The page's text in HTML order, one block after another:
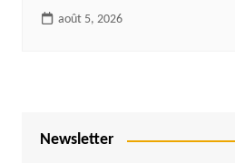
août 5, 2026
Newsletter